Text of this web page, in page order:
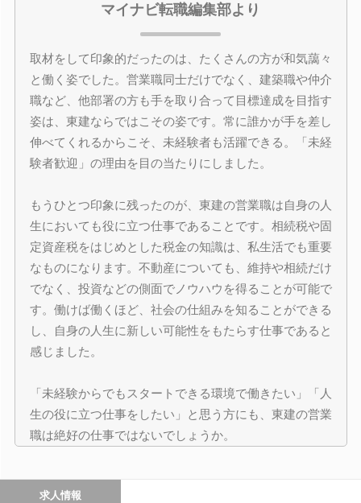
マイナビ転職編集部より
取材をして印象的だったのは、たくさんの方が和気藹々
と働く姿でした。営業職同士だけでなく、建築職や仲介
職など、他部署の方も手を取り合って目標達成を目指す
姿は、東建ならではこその姿です。常に誰かが手を差し
伸べてくれるからこそ、未経験者も活躍できる。「未経
験者歓迎」の理由を目の当たりにしました。
もうひとつ印象に残ったのが、東建の営業職は自身の人
生においても役に立つ仕事であることです。相続税や固
定資産税をはじめとした税金の知識は、私生活でも重要
なものになります。不動産についても、維持や相続だけ
でなく、投資などの側面でノウハウを得ることが可能で
す。働けば働くほど、社会の仕組みを知ることができる
し、自身の人生に新しい可能性をもたらす仕事であると
感じました。
「未経験からでもスタートできる環境で働きたい」「人
生の役に立つ仕事をしたい」と思う方にも、東建の営業
職は絶好の仕事ではないでしょうか。
求人情報